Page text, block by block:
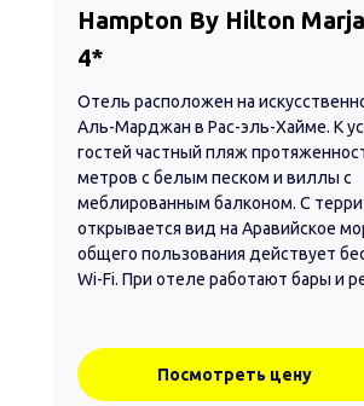
Отель расположен на
Аль-Марджан в Рас-эль-Хайме. К
гостей частный пляж
метров с белым песком и виллы с
меблированным балконом. С
открывается вид на Аравийское
общего пользования действует
Wi-Fi. При отеле работают бары и
Hampton By Hilton
4*
Посмотреть цену